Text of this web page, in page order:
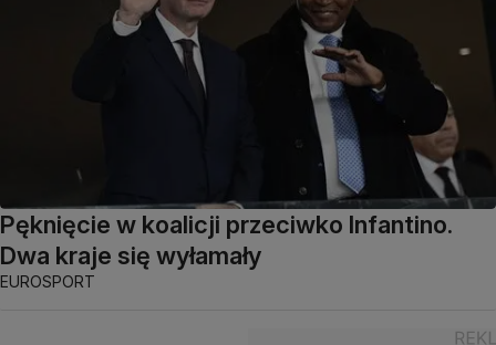
Pęknięcie w koalicji przeciwko Infantino.
Dwa kraje się wyłamały
EUROSPORT